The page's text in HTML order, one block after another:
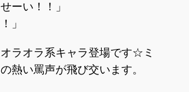
ーい！！」
」
ラオラ系キャラ登場です☆ミ
熱い罵声が飛び交います。